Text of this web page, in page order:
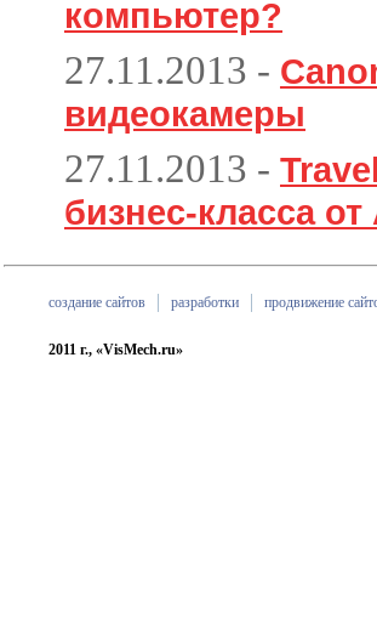
компьютер?
27.11.2013 -
видеокамеры
27.11.2013 -
бизнес-класса от
создание сайтов разработки продвижение
2011 г., «VisMech.ru»